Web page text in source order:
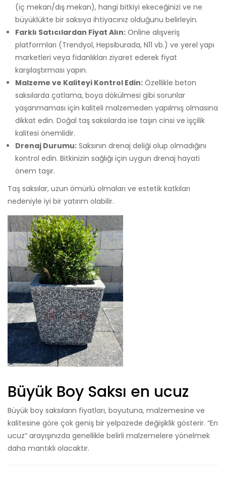
(iç mekan/dış mekan), hangi bitkiyi ekeceğinizi ve ne
büyüklükte bir saksıya ihtiyacınız olduğunu belirleyin.
Farklı Satıcılardan Fiyat Alın: Online alışveriş
platformları (Trendyol, Hepsiburada, N11 vb.) ve yerel yapı
marketleri veya fidanlıkları ziyaret ederek fiyat
karşılaştırması yapın.
Malzeme ve Kaliteyi Kontrol Edin: Özellikle beton
saksılarda çatlama, boya dökülmesi gibi sorunlar
yaşanmaması için kaliteli malzemeden yapılmış olmasına
dikkat edin. Doğal taş saksılarda ise taşın cinsi ve işçilik
kalitesi önemlidir.
Drenaj Durumu: Saksının drenaj deliği olup olmadığını
kontrol edin. Bitkinizin sağlığı için uygun drenaj hayati
önem taşır.
Taş saksılar, uzun ömürlü olmaları ve estetik katkıları
nedeniyle iyi bir yatırım olabilir.
Büyük Boy Saksı en ucuz
Büyük boy saksıların fiyatları, boyutuna, malzemesine ve
kalitesine göre çok geniş bir yelpazede değişiklik gösterir. “En
ucuz” arayışınızda genellikle belirli malzemelere yönelmek
daha mantıklı olacaktır.